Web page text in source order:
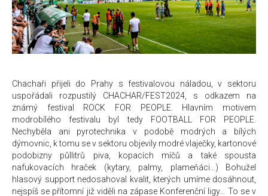
Chachaři přijeli do Prahy s festivalovou náladou, v sektoru
uspořádali rozpustilý CHACHAR/FEST2024, s odkazem na
známý festival ROCK FOR PEOPLE. Hlavním motivem
modrobílého festivalu byl tedy FOOTBALL FOR PEOPLE.
Nechyběla ani pyrotechnika v podobě modrých a bílých
dýmovnic, k tomu se v sektoru objevily modré vlaječky, kartonové
podobizny půllitrů piva, kopacích míčů a také spousta
nafukovacích hraček (kytary, palmy, plameňáci…) Bohužel
hlasový support nedosahoval kvalit, kterých umíme dosáhnout,
nejspíš se přítomní již viděli na zápase Konferenční ligy… To se v